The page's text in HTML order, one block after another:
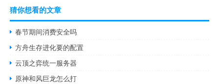
猜你想看的文章
春节期间消费安全吗
方舟生存进化要的配置
云顶之弈统一服务器
原神和风巨龙怎么打